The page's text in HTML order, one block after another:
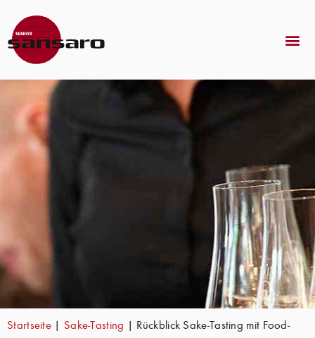
Startseite | Sake-Tasting | Rückblick Sake-Tasting mit Food-